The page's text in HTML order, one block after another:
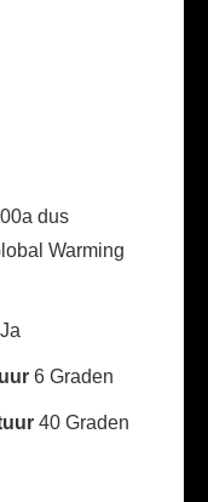
dus
Warming
Ja
6 Graden
40 Graden